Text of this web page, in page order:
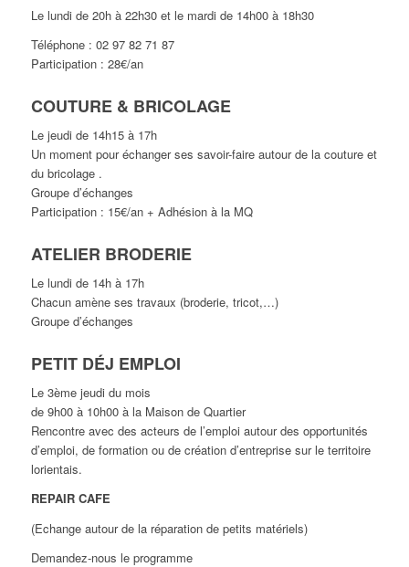
Le lundi de 20h à 22h30 et le mardi de 14h00 à 18h30
Téléphone : 02 97 82 71 87
Participation : 28€/an
COUTURE & BRICOLAGE
Le jeudi de 14h15 à 17h
Un moment pour échanger ses savoir-faire autour de la couture et
du bricolage .
Groupe d’échanges
Participation : 15€/an + Adhésion à la MQ
ATELIER BRODERIE
Le lundi de 14h à 17h
Chacun amène ses travaux (broderie, tricot,…)
Groupe d’échanges
PETIT DÉJ EMPLOI
Le 3ème jeudi du mois
de 9h00 à 10h00 à la Maison de Quartier
Rencontre avec des acteurs de l’emploi autour des opportunités
d’emploi, de formation ou de création d’entreprise sur le territoire
lorientais.
REPAIR CAFE
(Echange autour de la réparation de petits matériels)
Demandez-nous le programme